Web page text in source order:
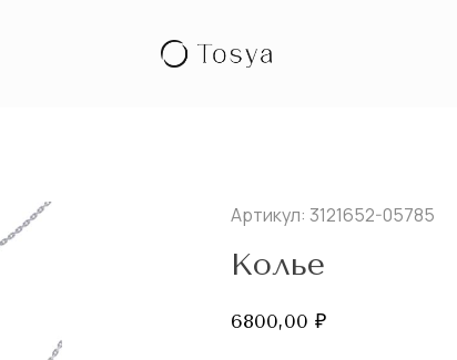
Артикул: 3121652-05785
Колье
6800,00 ₽